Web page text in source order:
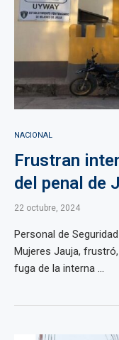
NACIONAL
Frustran
del penal de
22 octubre, 2024
Personal de
Mujeres Jauja,
fuga de la interna ...